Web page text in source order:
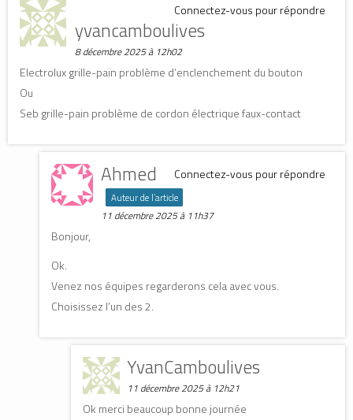
Connectez-vous pour répondre
yvancamboulives
8 décembre 2025 à 12h02
Electrolux grille-pain problème d’enclenchement du bouton
Ou
Seb grille-pain problème de cordon électrique faux-contact
Connectez-vous pour répondre
Ahmed
Auteur de l’article
11 décembre 2025 à 11h37
Bonjour,
Ok.
Venez nos équipes regarderons cela avec vous.
Choisissez l’un des 2.
YvanCamboulives
11 décembre 2025 à 12h21
Ok merci beaucoup bonne journée